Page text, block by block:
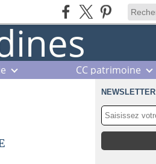
CC patrimoine
NEWSLETTER